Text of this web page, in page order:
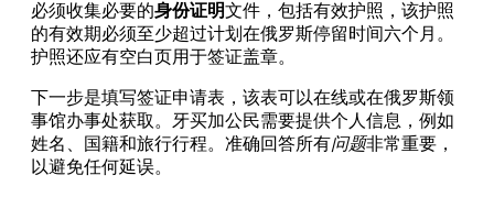
必须收集必要的身份证明文件，包括有效护照，该护照
的有效期必须至少超过计划在俄罗斯停留时间六个月。
护照还应有空白页用于签证盖章。
下一步是填写签证申请表，该表可以在线或在俄罗斯领
事馆办事处获取。牙买加公民需要提供个人信息，例如
姓名、国籍和旅行行程。准确回答所有问题非常重要，
以避免任何延误。